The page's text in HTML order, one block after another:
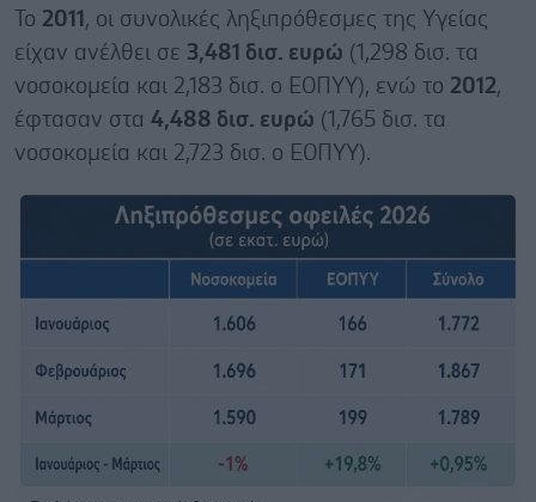
Το 2011 , οι συνολικές ληξιπρόθεσμες της Υγείας
είχαν ανέλθει σε 3,481 δισ. ευρώ (1,298 δισ. τα
νοσοκομεία και 2,183 δισ. ο ΕΟΠΥΥ), ενώ το 2012,
έφτασαν στα 4,488 δισ. ευρώ (1,765 δισ. τα
νοσοκομεία και 2,723 δισ. ο ΕΟΠΥΥ).